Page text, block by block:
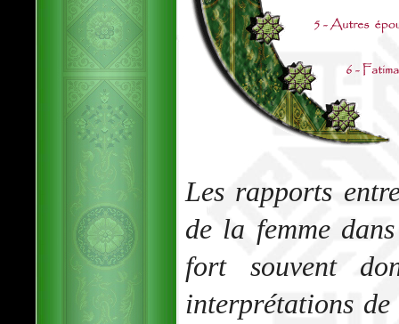
Les rapports
de la femme
fort souvent
interprétations